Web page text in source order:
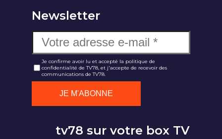
Newsletter
Je confirme avoir lu et accepté la politique de
confidentialité de TV78, et j'accepte de recevoir des
communications de TV78.
tv78 sur votre box TV